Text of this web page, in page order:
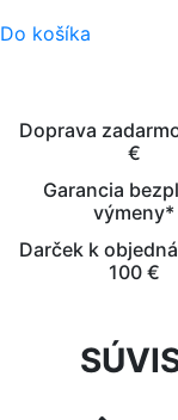
Do košíka
Doprava
€
Garancia
výmeny*
Darček k
100 €